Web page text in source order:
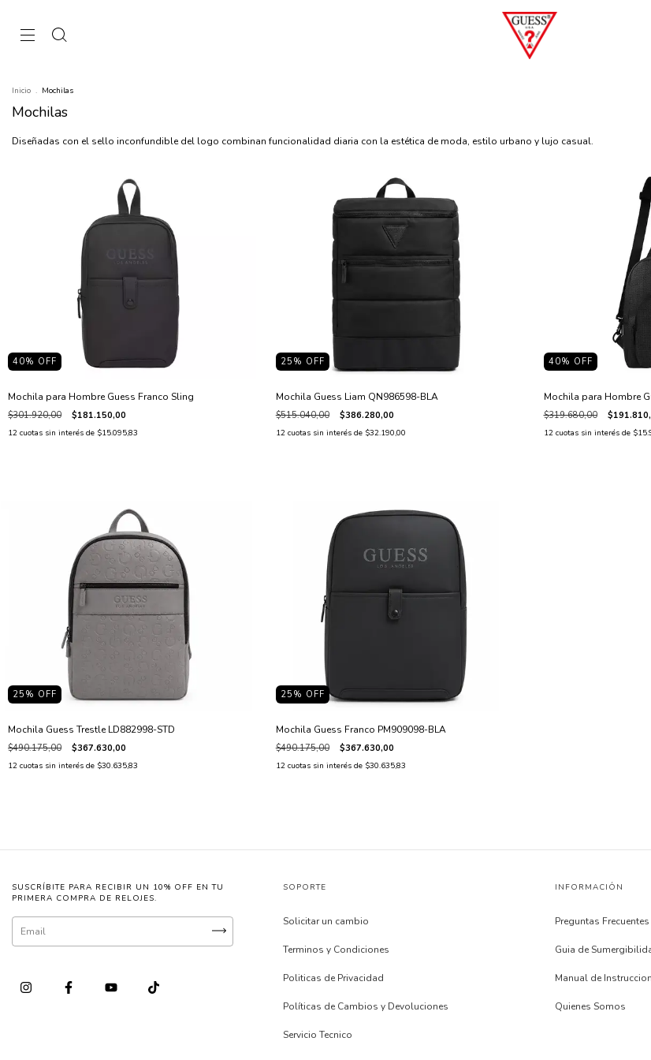
Inicio . Mochilas
Mochilas
Diseñadas con el sello inconfundible del logo combinan funcionalidad diaria con la estética de moda, estilo urbano y lujo casual.
40% OFF
Mochila para Hombre Guess Franco Sling
$301.920,00 $181.150,00
12 cuotas sin interés de $15.095,83
25 % OFF
Mochila Guess Liam QN986598-BLA
$515.040,00 $386.280,00
12 cuotas sin interés de $32.190,00
40% OFF
Mochila para Hombre
$319.680,00
12 cuotas sin interés de
25 % OFF
Mochila Guess Trestle LD882998-STD
$490.175,00 $367.630,00
12 cuotas sin interés de $30.635,83
25 % OFF
Mochila Guess Franco PM909098-BLA
$490.175,00 $367.630,00
12 cuotas sin interés de $30.635,83
SUSCRÍBITE PARA RECIBIR UN 10% OFF EN TU
PRIMERA COMPRA DE RELOJES.
SOPORTE
Solicitar un cambio
Terminos y Condiciones
Politicas de Privacidad
Políticas de Cambios y Devoluciones
Servicio Tecnico
INFORMACIÓN
Preguntas Frecuentes
Guia de
Manual de
Quienes Somos